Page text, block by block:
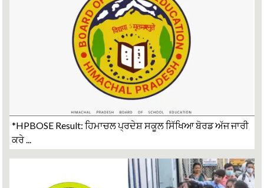
*HPBOSE Result: ਹਿਮਾਚਲ ਪ੍ਰਦੇਸ਼ ਸਕੂਲ ਸਿੱਖਿਆ ਬੋਰਡ ਅੱਜ ਜਾਰੀ
ਕਰੇ ...